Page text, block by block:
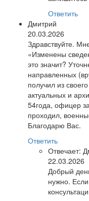
Ответить
Дмитрий
20.03.2026
Здравствуйте.
«Изменены
это значит?
направленных
получил из
актуальных и
54года, офицер
проходил,
Благодарю Вас.
Ответить
Отвечает:
22.03.2026
Добрый
нужно.